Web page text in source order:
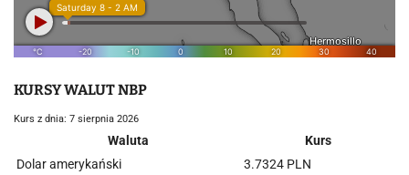
KURSY WALUT NBP
Kurs z dnia: 7 sierpnia 2026
Waluta
Kurs
Dolar amerykański
3.7324 PLN